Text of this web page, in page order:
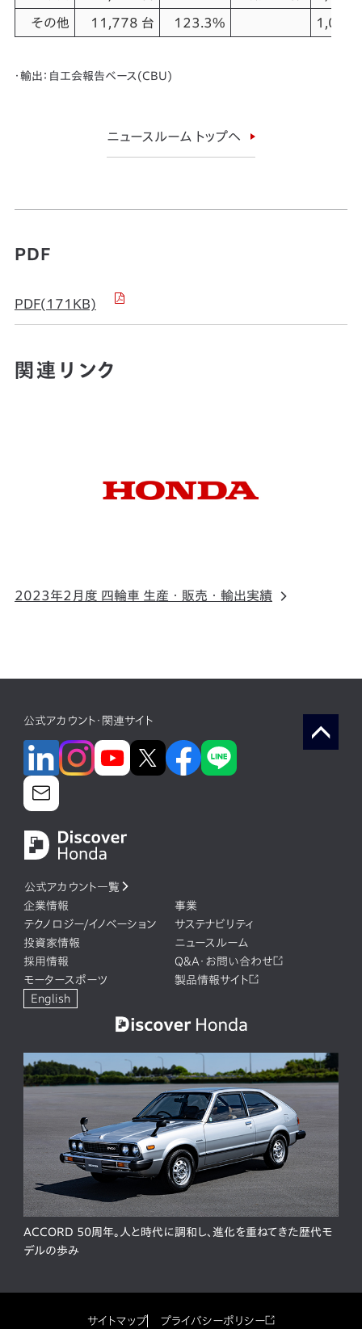
その他 11,778 台 123.3% 1,007
・輸出：自工会報告ベース(CBU)
ニュースルーム トップへ
PDF
PDF(171KB)
関連リンク
2023年2月度 四輪車 生産・販売・輸出実績
公式アカウント・関連サイト
公式アカウント一覧
企業情報
事業
テクノロジー/イノベーション
サステナビリティ
投資家情報
ニュースルーム
採用情報
Q&A・お問い合わせ
モータースポーツ
製品情報サイト
English
ACCORD 50周年。人と時代に調和し、進化を重ねてきた歴代モ
デルの歩み
サイトマップ プライバシーポリシー